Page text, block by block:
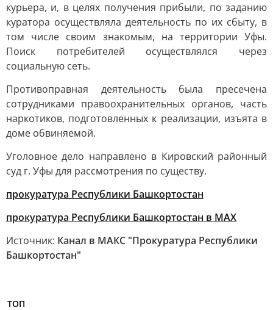
курьера, и, в целях получения прибыли, по заданию
куратора осуществляла деятельность по их сбыту, в
том числе своим знакомым, на территории Уфы.
Поиск потребителей осуществлялся через
социальную сеть.
Противоправная деятельность была пресечена
сотрудниками правоохранительных органов, часть
наркотиков, подготовленных к реализации, изъята в
доме обвиняемой.
Уголовное дело направлено в Кировский районный
суд г. Уфы для рассмотрения по существу.
прокуратура Республики Башкортостан
прокуратура Республики Башкортостан в МАХ
Источник: Канал в МАКС "Прокуратура Республики
Башкортостан"
ТОП